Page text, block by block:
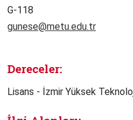
G-118
gunese@metu.edu.tr
Dereceler:
Lisans - İzmir Yüksek